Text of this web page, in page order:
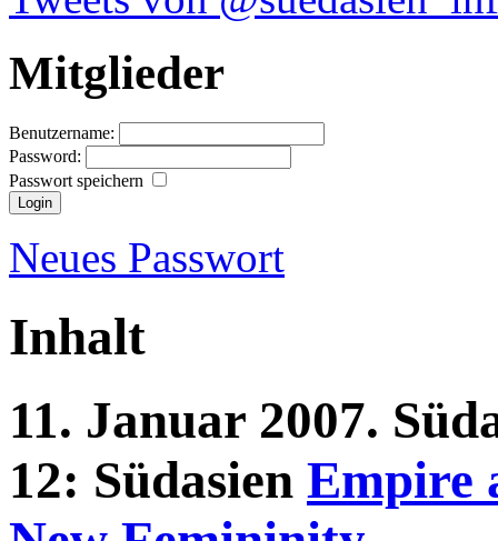
Mitglieder
Benutzername:
Password:
Passwort speichern
Neues Passwort
Inhalt
11. Januar 2007.
12: Südasien Empire